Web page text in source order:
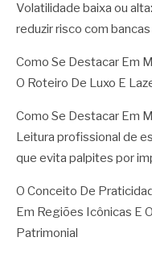
Volatilidade baixa ou
reduzir risco com
Como Se Destacar Em
O Roteiro De Luxo E
Como Se Destacar Em
Leitura profissional de
que evita palpites por
O Conceito De
Em Regiões Icônicas E
Patrimonial